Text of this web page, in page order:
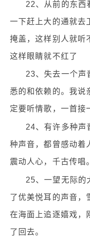
22、从前的东西
一下赶上大的通就去
掩盖，这样别人就听
这样眼睛就不红了
23、失去一个声
悉的和依赖的。我说
定要听情歌，一首
24、有许多种声
种声音，都曾感动着
震动人心，千古传唱。
25、一望无际的
了优美悦耳的声音，
在海面上追逐嬉戏，
了回去。